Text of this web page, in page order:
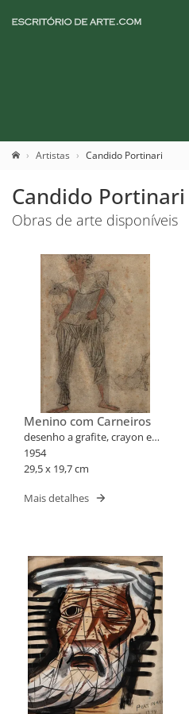
Artistas Candido Portinari
Candido Portinari
Obras de arte disponíveis
Menino com Carneiros
desenho a grafite, crayon e
sanguínea/papel
1954
29,5 x 19,7 cm
Mais detalhes